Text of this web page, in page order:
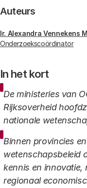
Auteurs
Ir. Alexandra Vennekens
Onderzoekscoördinator
In het kort
De ministeries van
Rijksoverheid
nationale
Binnen provincies
wetenschapsbeleid
kennis en innovatie,
regionaal